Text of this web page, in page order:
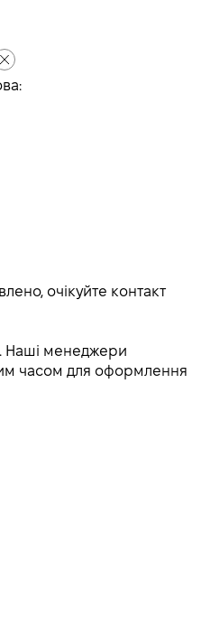
очікуйте контакт
Наші менеджери
часом для оформлення